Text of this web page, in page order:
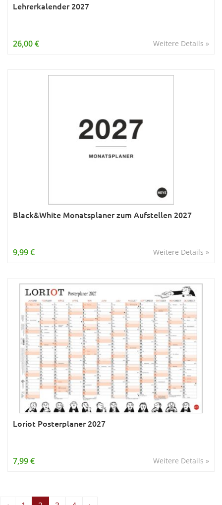
Lehrerkalender 2027
Weitere Details »
26,00 €
Black&White Monatsplaner zum Aufstellen 2027
Weitere Details »
9,99 €
Loriot Posterplaner 2027
Weitere Details »
7,99 €